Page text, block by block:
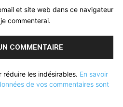
et site web dans ce navigateur
commenterai.
réduire les indésirables. En savoir
de vos commentaires sont